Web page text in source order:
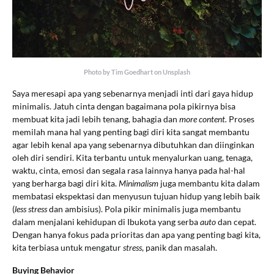
Photo by Tim Goedhart on Unsplash
Saya meresapi apa yang sebenarnya menjadi inti dari gaya hidup
minimalis. Jatuh cinta dengan bagaimana pola pikirnya bisa
membuat kita jadi lebih tenang, bahagia dan more content. Proses
memilah mana hal yang penting bagi diri kita sangat membantu
agar lebih kenal apa yang sebenarnya dibutuhkan dan diinginkan
oleh diri sendiri. Kita terbantu untuk menyalurkan uang, tenaga,
waktu, cinta, emosi dan segala rasa lainnya hanya pada hal-hal
yang berharga bagi diri kita.Minimalism juga membantu kita dalam
membatasi ekspektasi dan menyusun tujuan hidup yang lebih baik
(less stressdan ambisius). Pola pikir minimalis juga membantu
dalam menjalani kehidupan di Ibukota yang serbaautodan cepat.
Dengan hanya fokus pada prioritas dan apa yang penting bagi kita,
kita terbiasa untuk mengaturstress, panik dan masalah.
Buying Behavior